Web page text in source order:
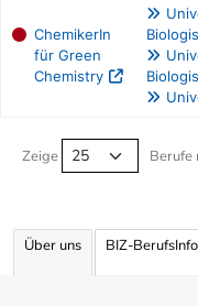
ChemikerIn
für Green
Chemistry
Zeige Berufe
Über uns BIZ-